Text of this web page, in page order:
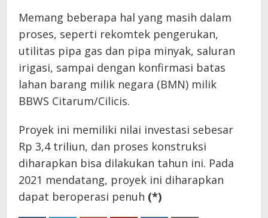
Memang beberapa hal yang masih dalam
proses, seperti rekomtek pengerukan,
utilitas pipa gas dan pipa minyak, saluran
irigasi, sampai dengan konfirmasi batas
lahan barang milik negara (BMN) milik
BBWS Citarum/Cilicis.
Proyek ini memiliki nilai investasi sebesar
Rp 3,4 triliun, dan proses konstruksi
diharapkan bisa dilakukan tahun ini. Pada
2021 mendatang, proyek ini diharapkan
dapat beroperasi penuh (*)